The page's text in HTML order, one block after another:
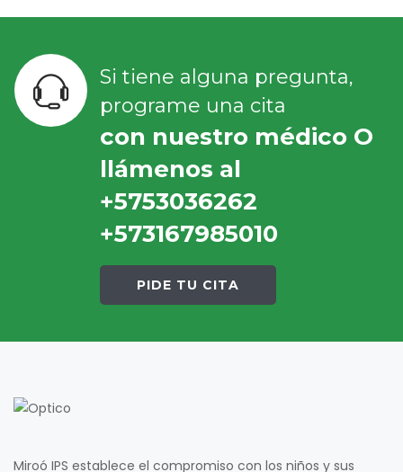
Si tiene alguna pregunta,
programe una cita
con nuestro médico O
llámenos al
+5753036262
+573167985010
PIDE TU CITA
Miroó IPS establece el compromiso con los niños y sus